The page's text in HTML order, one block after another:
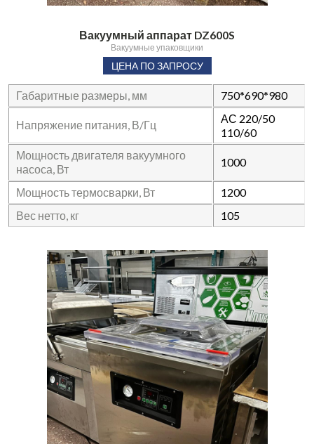
Вакуумный аппарат DZ600S
Вакуумные упаковщики
ЦЕНА ПО ЗАПРОСУ
Габаритные размеры, мм 750*690*980
Напряжение питания, В/Гц
АС 220/50
110/60
Мощность двигателя вакуумного
насоса, Вт
1000
Мощность термосварки, Вт
1200
Вес нетто, кг
105